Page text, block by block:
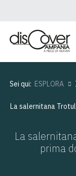
Sei qui: ESPLORA
La salernitana
La
prima